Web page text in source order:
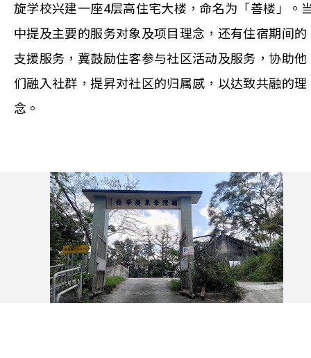
旋学校兴建一座4层高住宅大楼，命名为「善楼」。
中提及主要的服务对象及项目理念，还有住宿期间的
支援服务，冀鼓励住客参与社区活动及服务，协助他
们融入社群，提昇对社区的归属感，以达致共融的理
念。